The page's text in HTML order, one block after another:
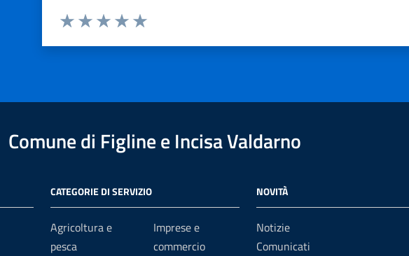
Comune di Figline e Incisa Valdarno
CATEGORIE DI SERVIZIO
Agricoltura e
pesca
Imprese e
commercio
NOVITÀ
Notizie
Comunicati